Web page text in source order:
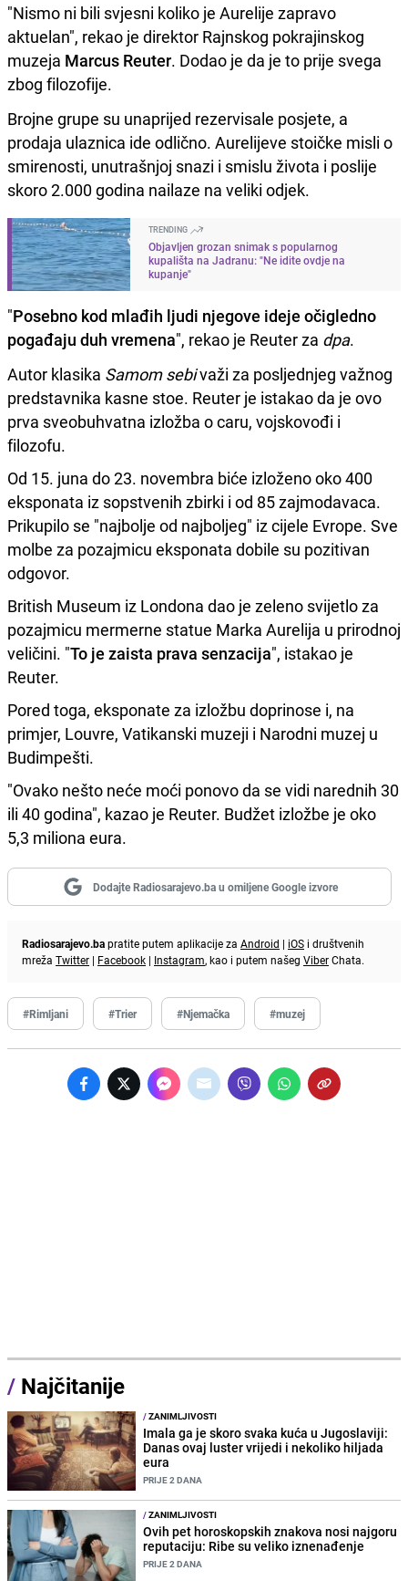
"Nismo ni bili svjesni koliko je Aurelije zapravo
aktuelan", rekao je direktor Rajnskog pokrajinskog
muzeja Marcus Reuter. Dodao je da je to prije svega
zbog filozofije.
Brojne grupe su unaprijed rezervisale posjete, a
prodaja ulaznica ide odlično. Aurelijeve stoičke misli o
smirenosti, unutrašnjoj snazi i smislu života i poslije
skoro 2.000 godina nailaze na veliki odjek.
TRENDING
Objavljen grozan snimak s popularnog
kupališta na Jadranu: "Ne idite ovdje na
kupanje"
"Posebno kod mlađih ljudi njegove ideje očigledno
pogađaju duh vremena", rekao je Reuter za dpa.
Autor klasika Samom sebivaži za posljednjeg važnog
predstavnika kasne stoe. Reuter je istakao da je ovo
prva sveobuhvatna izložba o caru, vojskovođi i
filozofu.
Od 15. juna do 23. novembra biće izloženo oko 400
eksponata iz sopstvenih zbirki i od 85 zajmodavaca.
Prikupilo se "najbolje od najboljeg" iz cijele Evrope. Sve
molbe za pozajmicu eksponata dobile su pozitivan
odgovor.
British Museum iz Londona dao je zeleno svijetlo za
pozajmicu mermerne statue Marka Aurelija u prirodnoj
veličini. "To je zaista prava senzacija", istakao je
Reuter.
Pored toga, eksponate za izložbu doprinose i, na
primjer, Louvre, Vatikanski muzeji i Narodni muzej u
Budimpešti.
"Ovako nešto neće moći ponovo da se vidi narednih 30
ili 40 godina", kazao je Reuter. Budžet izložbe je oko
5,3 miliona eura.
Dodajte Radiosarajevo.ba u omiljene Google izvore
Radiosarajevo.bapratite putem aplikacije za Android | iOS i društvenih
mreža Twitter | Facebook | Instagram, kao i putem našeg ViberChata.
#Rimljani #Trier #Njemačka #muzej
/ Najčitanije
/ZANIMLJIVOSTI
Imala ga je skoro svaka kuća u Jugoslaviji:
Danas ovaj luster vrijedi i nekoliko hiljada
eura
PRIJE 2 DANA
/ZANIMLJIVOSTI
Ovih pet horoskopskih znakova nosi najgoru
reputaciju: Ribe su veliko iznenađenje
PRIJE 2 DANA